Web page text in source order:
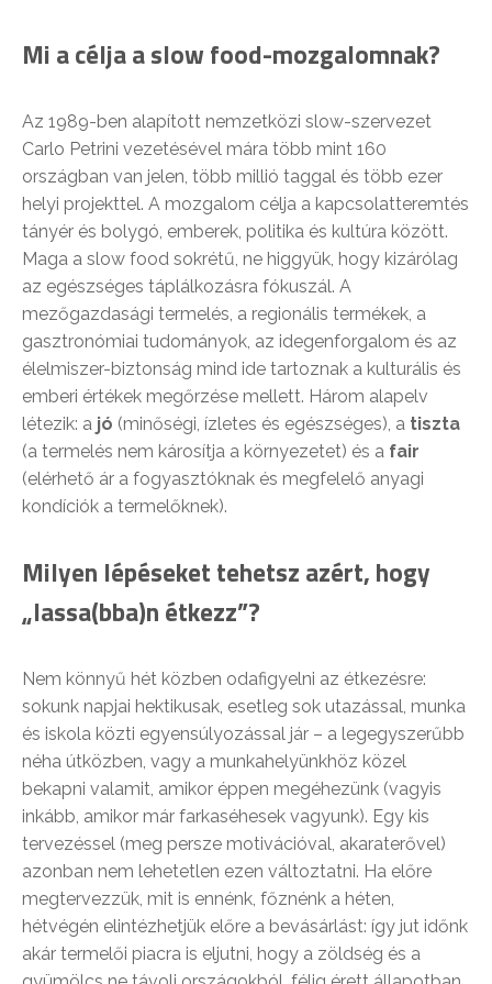
Mi a célja a slow food-mozgalomnak?
Az 1989-ben alapított nemzetközi slow-szervezet
Carlo Petrini vezetésével mára több mint 160
országban van jelen, több millió taggal és több ezer
helyi projekttel. A mozgalom célja a kapcsolatteremtés
tányér és bolygó, emberek, politika és kultúra között.
Maga a slow food sokrétű, ne higgyük, hogy kizárólag
az egészséges táplálkozásra fókuszál. A
mezőgazdasági termelés, a regionális termékek, a
gasztronómiai tudományok, az idegenforgalom és az
élelmiszer-biztonság mind ide tartoznak a kulturális és
emberi értékek megőrzése mellett. Három alapelv
létezik: a jó (minőségi, ízletes és egészséges), a tiszta
(a termelés nem károsítja a környezetet) és a fair
(elérhető ár a fogyasztóknak és megfelelő anyagi
kondíciók a termelőknek).
Milyen lépéseket tehetsz azért, hogy
„lassa(bba)n étkezz”?
Nem könnyű hét közben odafigyelni az étkezésre:
sokunk napjai hektikusak, esetleg sok utazással, munka
és iskola közti egyensúlyozással jár – a legegyszerűbb
néha útközben, vagy a munkahelyünkhöz közel
bekapni valamit, amikor éppen megéhezünk (vagyis
inkább, amikor már farkaséhesek vagyunk). Egy kis
tervezéssel (meg persze motivációval, akaraterővel)
azonban nem lehetetlen ezen változtatni. Ha előre
megtervezzük, mit is ennénk, főznénk a héten,
hétvégén elintézhetjük előre a bevásárlást: így jut időnk
akár termelői piacra is eljutni, hogy a zöldség és a